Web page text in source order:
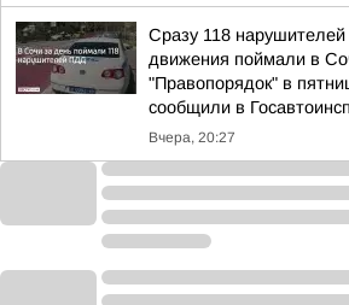
Сразу 118
движения поймали в
"Правопорядок" в
сообщили в
Вчера, 20:27